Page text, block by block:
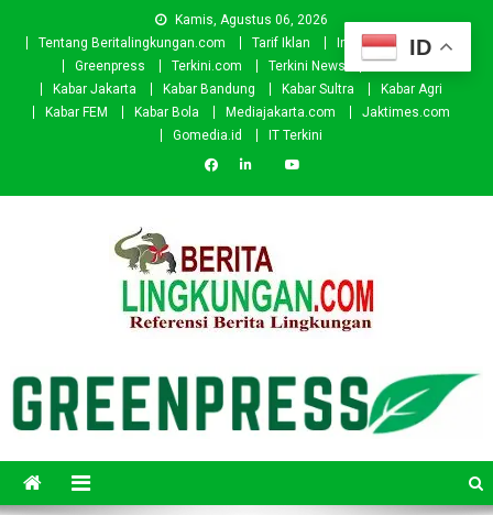
Kamis, Agustus 06, 2026
Tentang Beritalingkungan.com
Tarif Iklan Investor
Donasi
Greenpress
Terkini.com Terkini News
Kabar.id
Kabar Jakarta
Kabar Bandung Kabar Sultra
Kabar Agri
Kabar FEM
Kabar Bola Mediajakarta.com
Jaktimes.com
Gomedia.id
IT Terkini
ID